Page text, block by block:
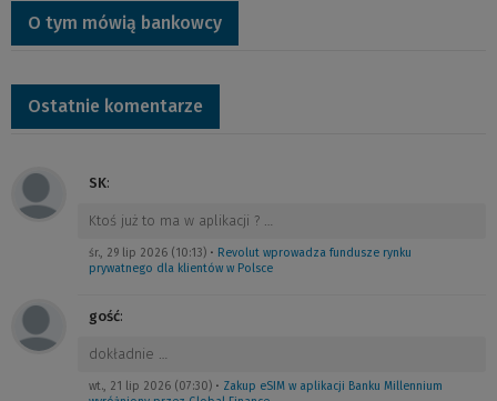
O tym mówią bankowcy
Ostatnie komentarze
SK:
Ktoś już to ma w aplikacji ? …
śr., 29 lip 2026 (10:13) • Revolut wprowadza fundusze rynku
prywatnego dla klientów w Polsce
gość:
dokładnie …
wt., 21 lip 2026 (07:30) • Zakup eSIM w aplikacji Banku Millennium